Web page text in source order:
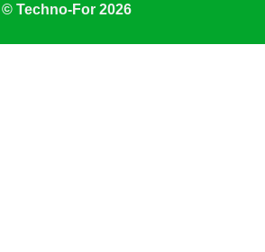
© Techno-For 2026